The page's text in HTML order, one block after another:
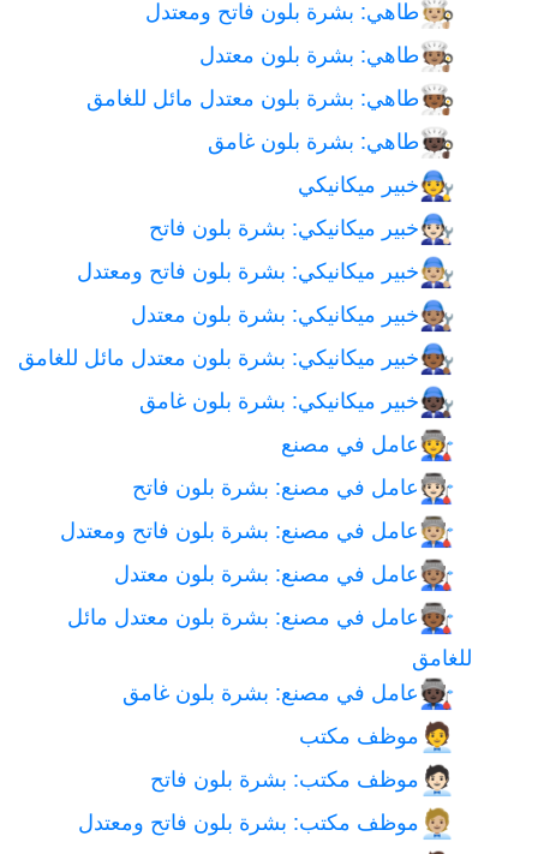
🧑🏼‍🍳طاهي: بشرة بلون فاتح ومعتدل
🧑🏽‍🍳طاهي: بشرة بلون معتدل
🧑🏾‍🍳طاهي: بشرة بلون معتدل مائل للغامق
🧑🏿‍🍳طاهي: بشرة بلون غامق
🧑‍🔧خبير ميكانيكي
🧑🏻‍🔧خبير ميكانيكي: بشرة بلون فاتح
🧑🏼‍🔧خبير ميكانيكي: بشرة بلون فاتح ومعتدل
🧑🏽‍🔧خبير ميكانيكي: بشرة بلون معتدل
🧑🏾‍🔧خبير ميكانيكي: بشرة بلون معتدل مائل للغامق
🧑🏿‍🔧خبير ميكانيكي: بشرة بلون غامق
🧑‍🏭عامل في مصنع
🧑🏻‍🏭عامل في مصنع: بشرة بلون فاتح
🧑🏼‍🏭عامل في مصنع: بشرة بلون فاتح ومعتدل
🧑🏽‍🏭عامل في مصنع: بشرة بلون معتدل
🧑🏾‍🏭عامل في مصنع: بشرة بلون معتدل مائل
للغامق
🧑🏿‍🏭عامل في مصنع: بشرة بلون غامق
🧑‍💼 موظف مكتب
🧑🏻‍💼 موظف مكتب: بشرة بلون فاتح
🧑🏼‍💼 موظف مكتب: بشرة بلون فاتح ومعتدل